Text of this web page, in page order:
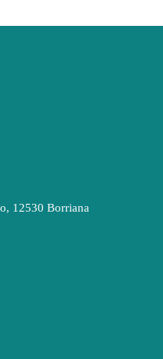
12530 Borriana